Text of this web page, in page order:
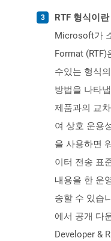
RTF 형식이
Microsoft가
Format
수있는 형식
방법을 나타
제품과의 교
여 상호 운용
을 사용하면
이터 전송 표
내용을 한 운
송할 수 있습
에서 공개 다
Developer &